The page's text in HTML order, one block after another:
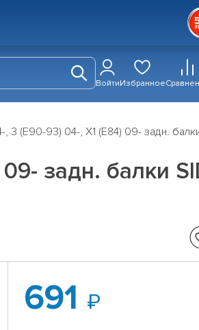
ВойтиИзбранное
, 3 (E90-93) 04-, X1 (E84) 09- задн.
задн. балки
691